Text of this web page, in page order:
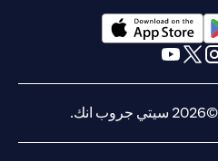
(opens in a new tab)